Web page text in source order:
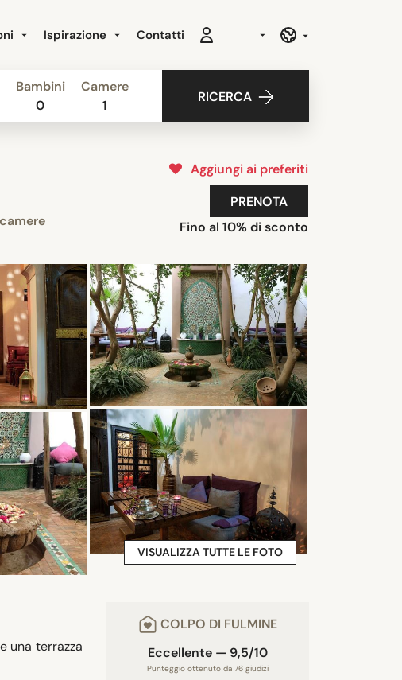
Ispirazione Contatti
Bambini
0
Camere
1
RICERCA
Aggiungi ai preferiti
PRENOTA
Fino al 10% di sconto
VISUALIZZA TUTTE LE FOTO
COLPO DI FULMINE
Eccellente — 9,5/10
Punteggio ottenuto da 76 giudizi
una terrazza